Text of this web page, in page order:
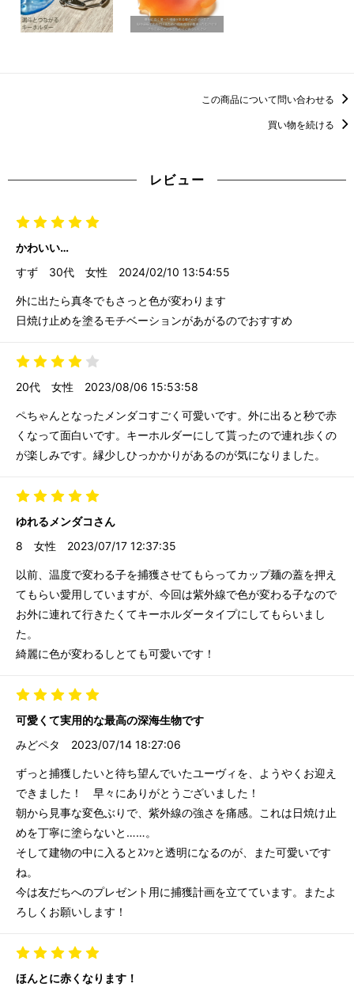
この商品について問い合わせる
買い物を続ける
レビュー
かわいい…
すず
30代 女性 2024/02/10 13:54:55
外に出たら真冬でもさっと色が変わります
日焼け止めを塗るモチベーションがあがるのでおすすめ
20代 女性 2023/08/06 15:53:58
ペちゃんとなったメンダコすごく可愛いです。外に出ると秒で赤
くなって面白いです。キーホルダーにして貰ったので連れ歩くの
が楽しみです。縁少しひっかかりがあるのが気になりました。
ゆれるメンダコさん
8
女性 2023/07/17 12:37:35
以前、温度で変わる子を捕獲させてもらってカップ麺の蓋を押え
てもらい愛用していますが、今回は紫外線で色が変わる子なので
お外に連れて行きたくてキーホルダータイプにしてもらいまし
た。
綺麗に色が変わるしとても可愛いです！
可愛くて実用的な最高の深海生物です
みどペタ
2023/07/14 18:27:06
ずっと捕獲したいと待ち望んでいたユーヴィを、ようやくお迎え
できました！ 早々にありがとうございました！
朝から見事な変色ぶりで、紫外線の強さを痛感。これは日焼け止
めを丁寧に塗らないと……。
そして建物の中に入るとｽﾝｯと透明になるのが、また可愛いです
ね。
今は友だちへのプレゼント用に捕獲計画を立てています。またよ
ろしくお願いします！
ほんとに赤くなります！